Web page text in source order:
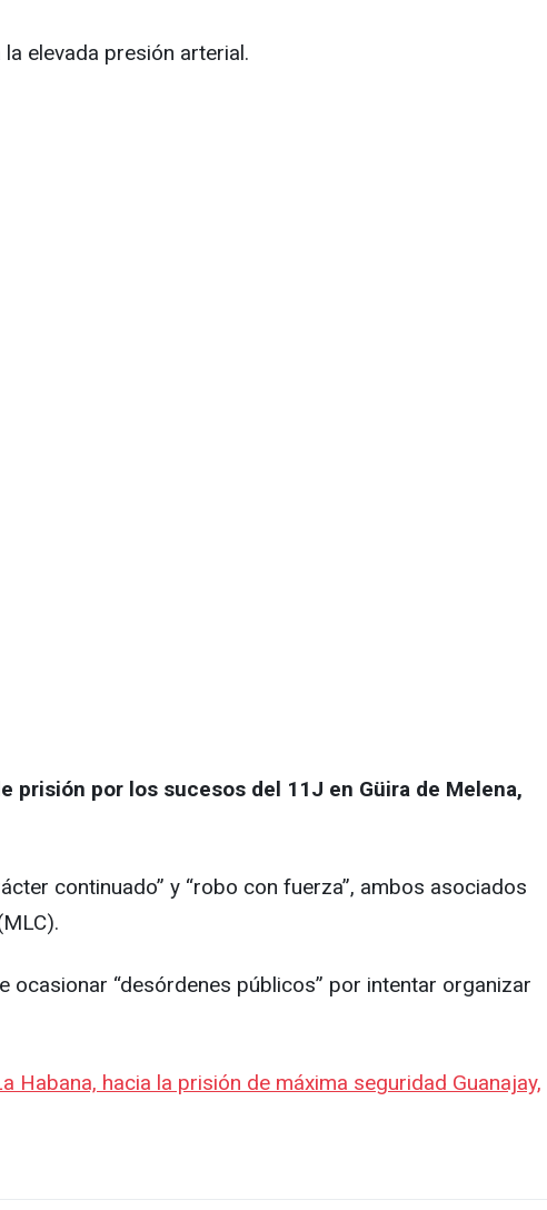
elevada presión arterial.
por los sucesos del 11J en Güira de Melena,
continuado” y “robo con fuerza”, ambos asociados
ocasionar “desórdenes públicos” por intentar organizar
hacia la prisión de máxima seguridad Guanajay,